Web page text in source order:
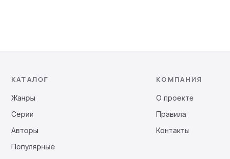
КАТАЛОГ
Жанры
Серии
Авторы
Популярные
КОМПАНИЯ
О проекте
Правила
Контакты